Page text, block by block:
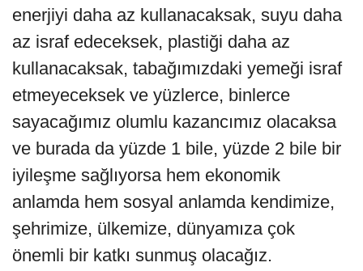
enerjiyi daha az kullanacaksak, suyu daha
az israf edeceksek, plastiği daha az
kullanacaksak, tabağımızdaki yemeği israf
etmeyeceksek ve yüzlerce, binlerce
sayacağımız olumlu kazancımız olacaksa
ve burada da yüzde 1 bile, yüzde 2 bile bir
iyileşme sağlıyorsa hem ekonomik
anlamda hem sosyal anlamda kendimize,
şehrimize, ülkemize, dünyamıza çok
önemli bir katkı sunmuş olacağız.